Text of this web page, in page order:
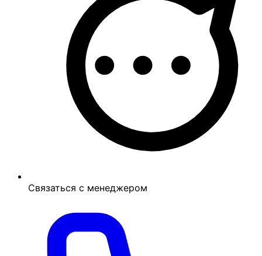
Связаться с менеджером